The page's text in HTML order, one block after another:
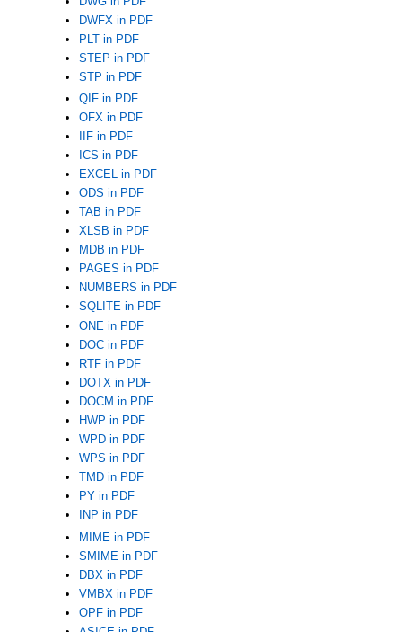
DWFX in PDF
PLT in PDF
STEP in PDF
STP in PDF
QIF in PDF
OFX in PDF
IIF in PDF
ICS in PDF
EXCEL in PDF
ODS in PDF
TAB in PDF
XLSB in PDF
MDB in PDF
PAGES in PDF
NUMBERS in PDF
SQLITE in PDF
ONE in PDF
DOC in PDF
RTF in PDF
DOTX in PDF
DOCM in PDF
HWP in PDF
WPD in PDF
WPS in PDF
TMD in PDF
PY in PDF
INP in PDF
MIME in PDF
SMIME in PDF
DBX in PDF
VMBX in PDF
OPF in PDF